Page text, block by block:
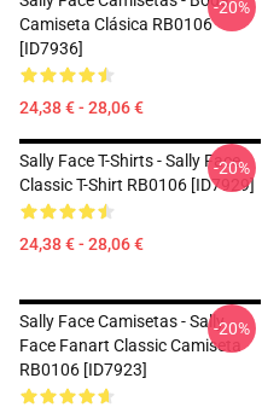
Camiseta Clásica RB0106
[ID7936]
24,38 € - 28,06 €
-20%
Sally Face T-Shirts - Sally Face
Classic T-Shirt RB0106 [ID7929]
24,38 € - 28,06 €
-20%
Sally Face Camisetas - Sally
Face Fanart Classic Camiseta
RB0106 [ID7923]
-20%